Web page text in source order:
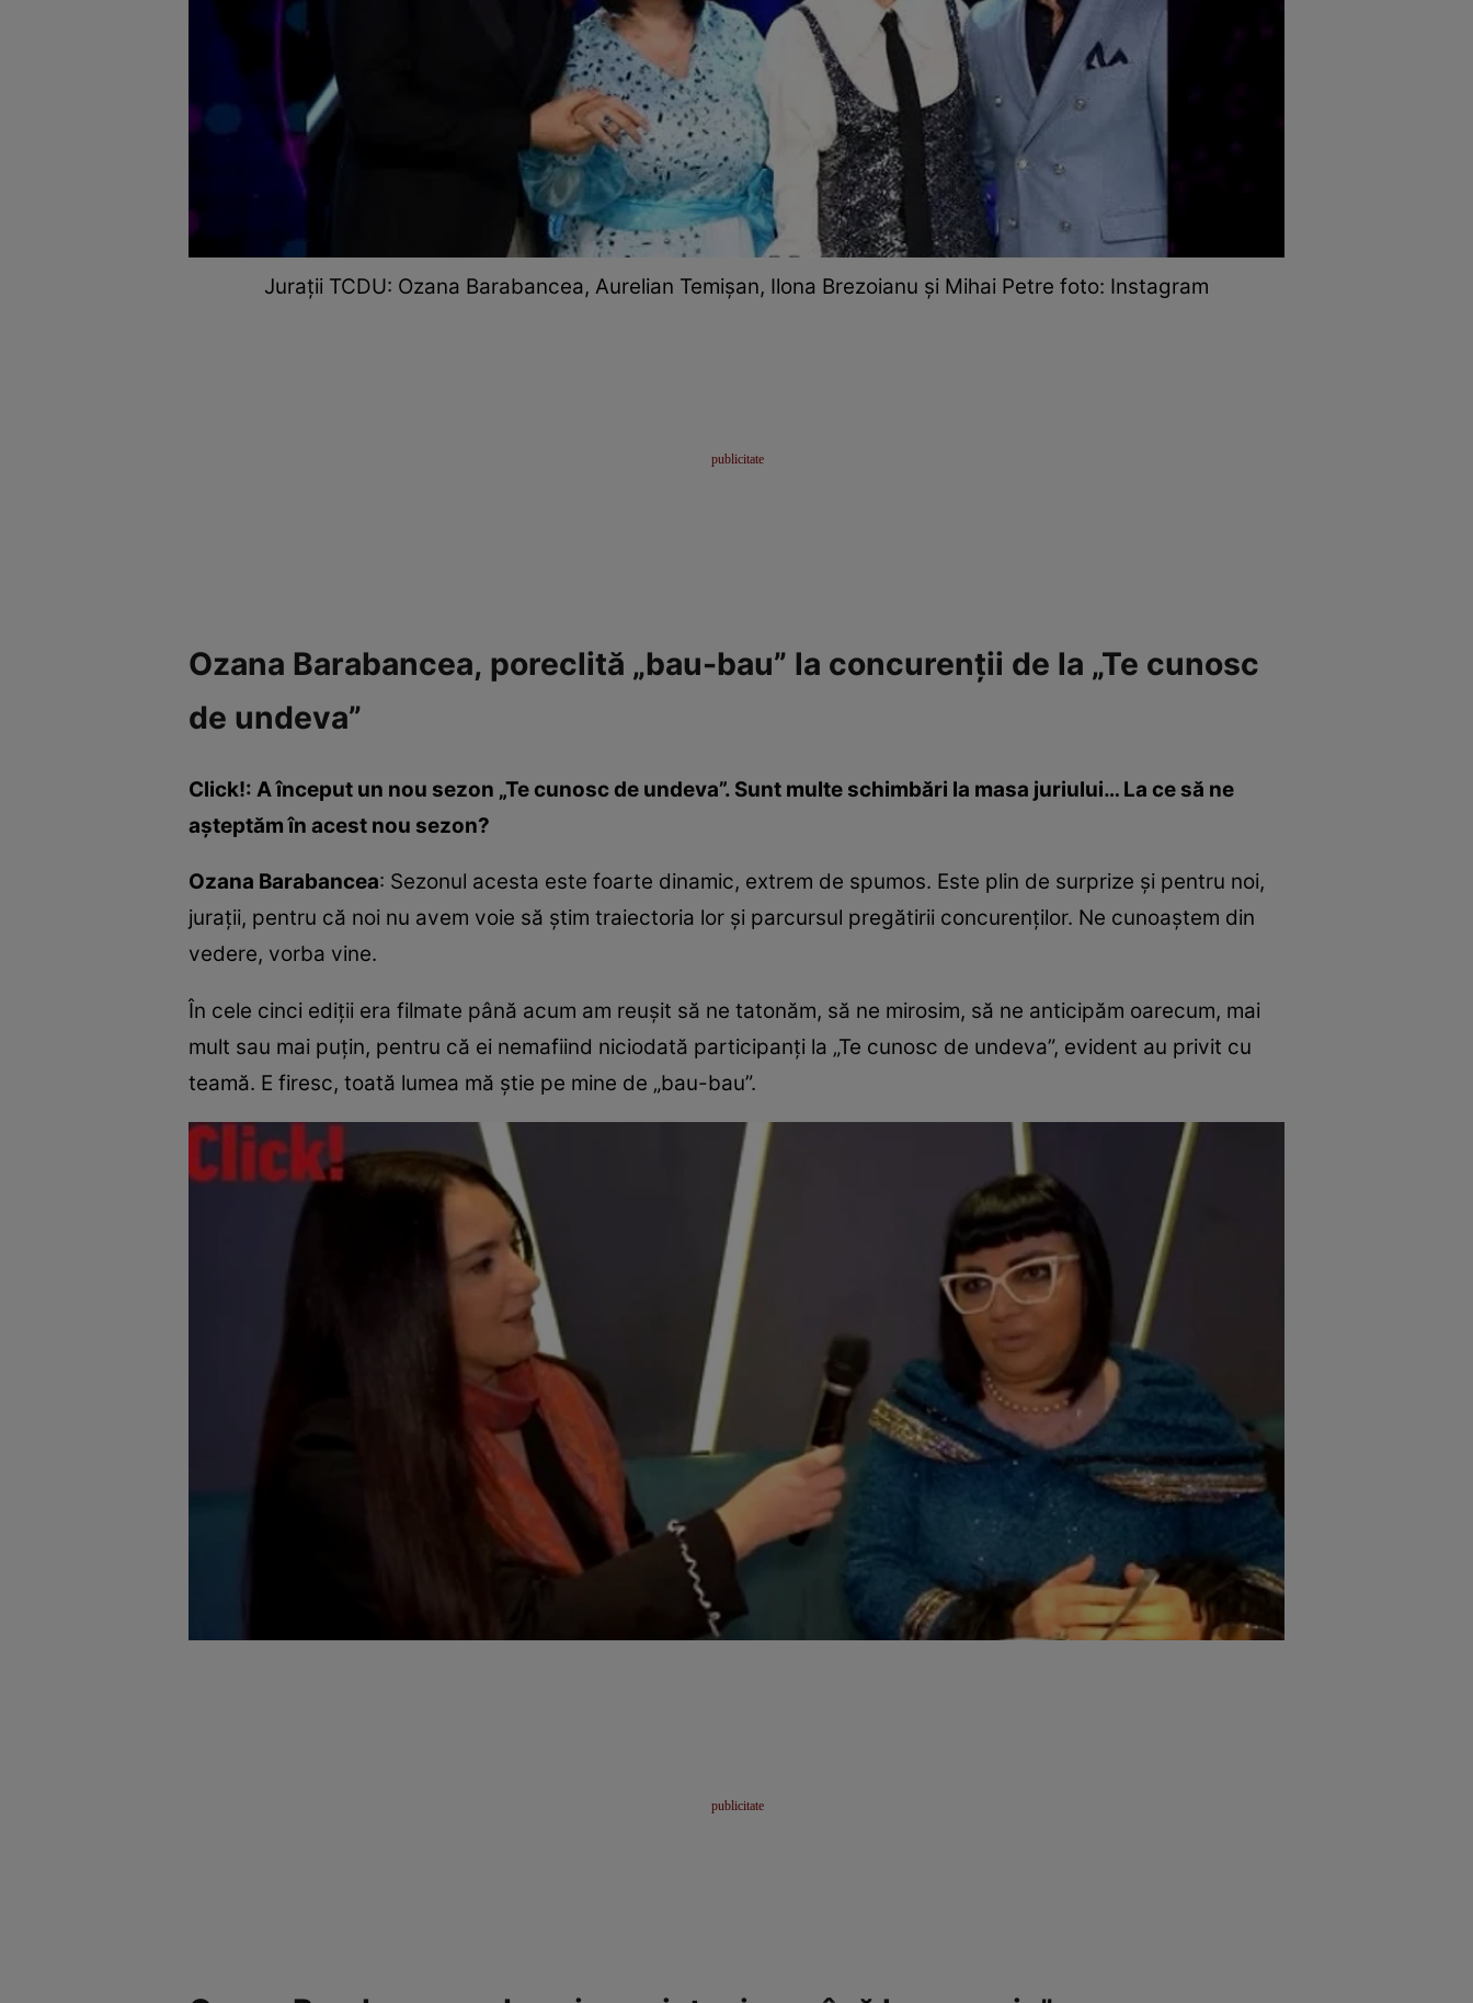
Jurații TCDU: Ozana Barabancea, Aurelian Temișan, Ilona Brezoianu și Mihai Petre foto: Instagram
Ozana Barabancea, poreclită „bau-bau” la concurenții de la „Te cunosc
de undeva”
Click!: A început un nou sezon „Te cunosc de undeva”. Sunt multe schimbări la masa juriului… La ce să ne
așteptăm în acest nou sezon?
Ozana Barabancea: Sezonul acesta este foarte dinamic, extrem de spumos. Este plin de surprize și pentru noi,
jurații, pentru că noi nu avem voie să știm traiectoria lor și parcursul pregătirii concurenților. Ne cunoaștem din
vedere, vorba vine.
În cele cinci ediții era filmate până acum am reușit să ne tatonăm, să ne mirosim, să ne anticipăm oarecum, mai
mult sau mai puțin, pentru că ei nemafiind niciodată participanți la „Te cunosc de undeva”, evident au privit cu
teamă. E firesc, toată lumea mă știe pe mine de „bau-bau”.